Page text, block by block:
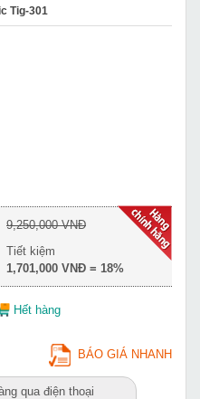
Tig-301
9,250,000 VNĐ
Tiết kiệm
1,701,000 VNĐ = 18%
Hết hàng
BÁO GIÁ NHANH
qua điện thoại